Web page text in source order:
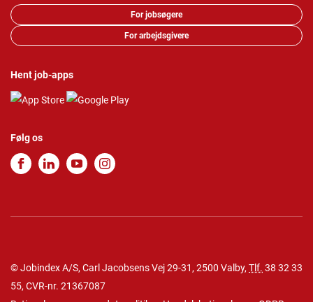
For jobsøgere
For arbejdsgivere
Hent job-apps
Følg os
© Jobindex A/S, Carl Jacobsens Vej 29-31, 2500 Valby, Tlf. 38 32 33
55, CVR-nr. 21367087